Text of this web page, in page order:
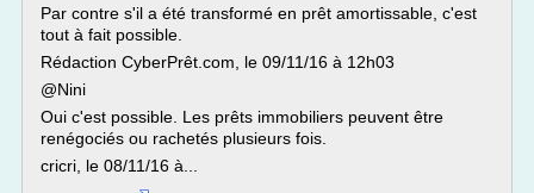
Par contre s'il a été transformé en prêt amortissable, c'est
tout à fait possible.
Rédaction CyberPrêt.com, le 09/11/16 à 12h03
@Nini
Oui c'est possible. Les prêts immobiliers peuvent être
renégociés ou rachetés plusieurs fois.
cricri, le 08/11/16 à...